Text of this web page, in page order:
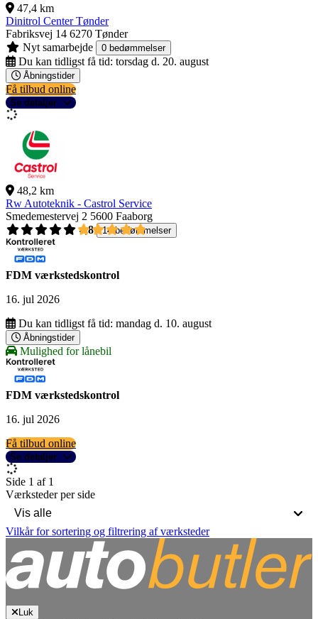
47,4 km
Dinitrol Center Tønder
Fabriksvej 14 6270 Tønder
Nyt samarbejde
0 bedømmelser
Du kan tidligst få tid: torsdag d. 20. august
Åbningstider
Få tilbud online
Se detaljer
48,2 km
Rw Autoteknik - Castrol Service
Smedemestervej 2 5600 Faaborg
4,8
14 bedømmelser
FDM værkstedskontrol
16. jul 2026
Du kan tidligst få tid: mandag d. 10. august
Åbningstider
Mulighed for lånebil
FDM værkstedskontrol
16. jul 2026
Få tilbud online
Se detaljer
Side 1 af 1
Værksteder per side
Vilkår for sortering og filtrering af værksteder
Luk